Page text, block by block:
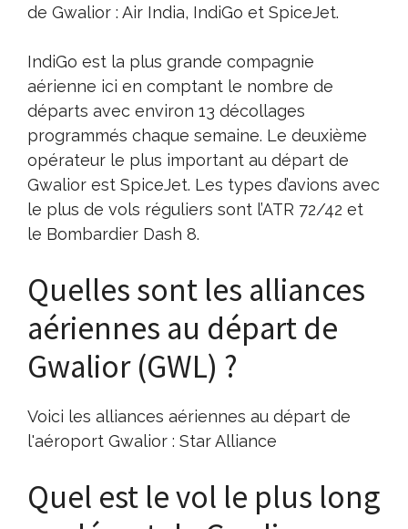
de Gwalior : Air India, IndiGo et SpiceJet.
IndiGo est la plus grande compagnie
aérienne ici en comptant le nombre de
départs avec environ 13 décollages
programmés chaque semaine. Le deuxième
opérateur le plus important au départ de
Gwalior est SpiceJet. Les types d’avions avec
le plus de vols réguliers sont l’ATR 72/42 et
le Bombardier Dash 8.
Quelles sont les alliances
aériennes au départ de
Gwalior (GWL) ?
Voici les alliances aériennes au départ de
l'aéroport Gwalior : Star Alliance
Quel est le vol le plus long